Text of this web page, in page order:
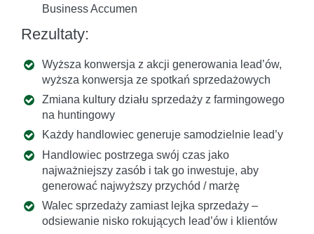
Business Accumen
Rezultaty:
Wyższa konwersja z akcji generowania lead’ów,
wyższa konwersja ze spotkań sprzedażowych
Zmiana kultury działu sprzedaży z farmingowego
na huntingowy
Każdy handlowiec generuje samodzielnie lead’y
Handlowiec postrzega swój czas jako
najważniejszy zasób i tak go inwestuje, aby
generować najwyższy przychód / marżę
Walec sprzedaży zamiast lejka sprzedaży –
odsiewanie nisko rokujących lead’ów i klientów